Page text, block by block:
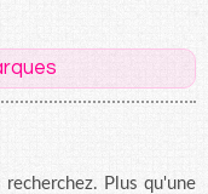
Plus qu'une